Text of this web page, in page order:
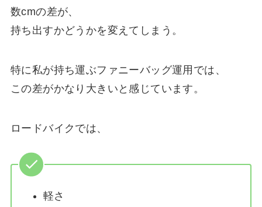
数cmの差が、
持ち出すかどうかを変えてしまう。
特に私が持ち運ぶファニーバッグ運用では、
この差がかなり大きいと感じています。
ロードバイクでは、
軽さ